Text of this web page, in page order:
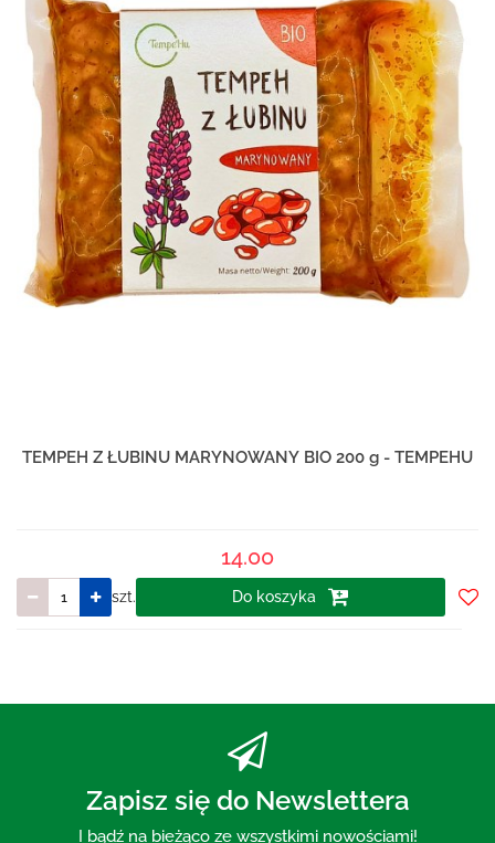
TEMPEH Z ŁUBINU MARYNOWANY BIO 200 g - TEMPEHU
14.00
szt. Do koszyka
Zapisz się do Newslettera
I bądź na bieżąco ze wszystkimi nowościami!